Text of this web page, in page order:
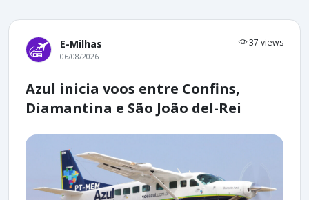
E-Milhas 37 views
06/08/2026
Azul inicia voos entre Confins,
Diamantina e São João del-Rei